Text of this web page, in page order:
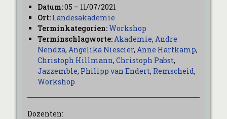
Datum:05 – 11/07/2021
Ort: Landesakademie
Terminkategorien:Workshop
Terminschlagworte:Akademie, Andre
Nendza, Angelika Niescier, Anne Hartkamp,
Christoph Hillmann, Christoph Pabst,
Jazzemble, Philipp van Endert, Remscheid,
Workshop
Dozenten: